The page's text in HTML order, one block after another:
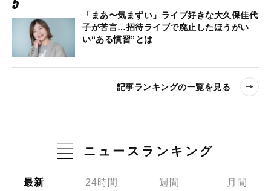
「まあ〜気まずい」ライブ好きな大久保佳代
子が苦言…招待ライブで廃止したほうがい
い“ある慣習”とは
記事ランキングの一覧を見る
ニュースランキング
最新 24時間 週間 月間